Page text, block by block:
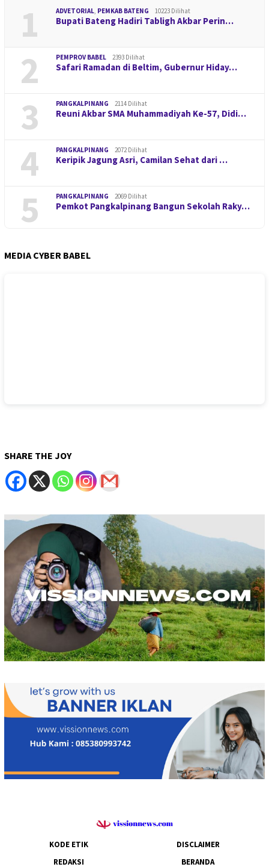
1 ADVETORIAL, PEMKAB BATENG 10223 Dilihat
Bupati Bateng Hadiri Tabligh Akbar Perin…
2 PEMPROV BABEL 2393 Dilihat
Safari Ramadan di Beltim, Gubernur Hiday…
3 PANGKALPINANG 2114 Dilihat
Reuni Akbar SMA Muhammadiyah Ke-57, Didi…
4 PANGKALPINANG 2072 Dilihat
Keripik Jagung Asri, Camilan Sehat dari …
5 PANGKALPINANG 2069 Dilihat
Pemkot Pangkalpinang Bangun Sekolah Raky…
MEDIA CYBER BABEL
SHARE THE JOY
KODE ETIK
DISCLAIMER
REDAKSI
BERANDA